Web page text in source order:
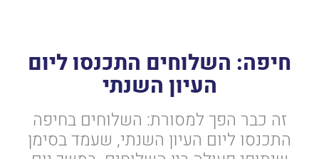
חיפה: השלוחים התכנסו ליום
העיון השנתי
זה כבר הפך למסורת: השלוחים בחיפה
התכנסו ליום העיון השנתי, שעמד בסימן